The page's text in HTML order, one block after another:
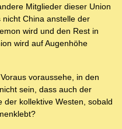
Mitglieder dieser Union
China anstelle der
wird und den Rest in
wird auf Augenhöhe
voraussehe, in den
sein, dass auch der
der kollektive Westen, sobald